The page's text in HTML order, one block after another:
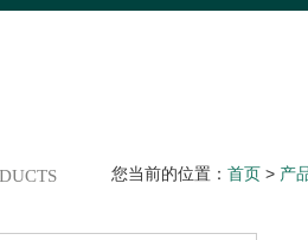
您当前的位置： 首页 > 产